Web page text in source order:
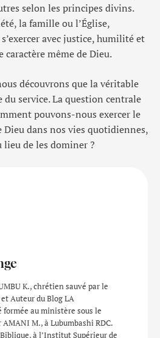
selon les principes divins.
la famille ou l’Église,
avec justice, humilité et
même de Dieu.
découvrons que la véritable
service. La question centrale
pouvons-nous exercer le
dans nos vies quotidiennes,
lieu de les dominer ?
K., chrétien sauvé par le
Auteur du Blog LA
formée au ministère sous le
M., à Lubumbashi RDC.
à l’Institut Supérieur de